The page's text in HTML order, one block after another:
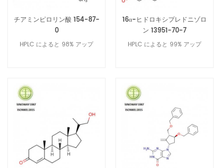
チアミンピロリン酸 154-87-
0
HPLC によると 98% アップ
16α-ヒドロキシプレドニゾロ
ン 13951-70-7
HPLC によると 99% アップ